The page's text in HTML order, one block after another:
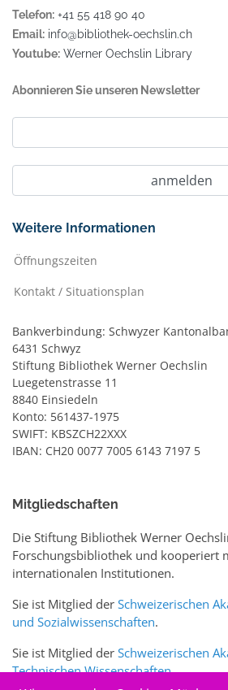
Telefon: +41 55 418 90 40
Email: info@bibliothek-oechslin.ch
Youtube: Werner Oechslin Library
Abonnieren Sie unseren Newsletter
Weitere Informationen
Öffnungszeiten
Kontakt / Situationsplan
Bankverbindung: Schwyzer
6431 Schwyz
Stiftung Bibliothek Werner Oechslin
Luegetenstrasse 11
8840 Einsiedeln
Konto: 561437-1975
SWIFT: KBSZCH22XXX
IBAN: CH20 0077 7005 6143 7197 5
Mitgliedschaften
Die Stiftung Bibliothek Werner
Forschungsbibliothek und kooperiert
internationalen Institutionen.
Sie ist Mitglied der Schweizerischen
und Sozialwissenschaften.
Sie ist Mitglied der Schweizerischen
Technischen Wissenschaften.